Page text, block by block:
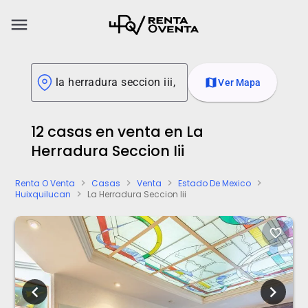
menu
mapVer Mapa
12 casas en venta en La
Herradura Seccion Iii
Renta O Venta chevron_right Casas chevron_right Venta chevron_right Estado De Mexico chevron_right
Huixquilucan chevron_right La Herradura Seccion Iii
favorite_border
chevron_left chevron_right